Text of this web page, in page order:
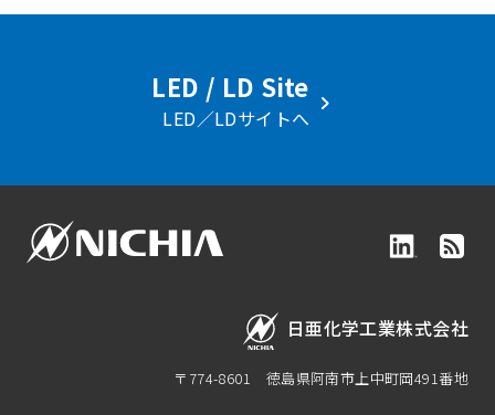
LED / LD Site
LED／LDサイトへ
日亜化学工業株式会社
〒774-8601 徳島県阿南市上中町岡491番地